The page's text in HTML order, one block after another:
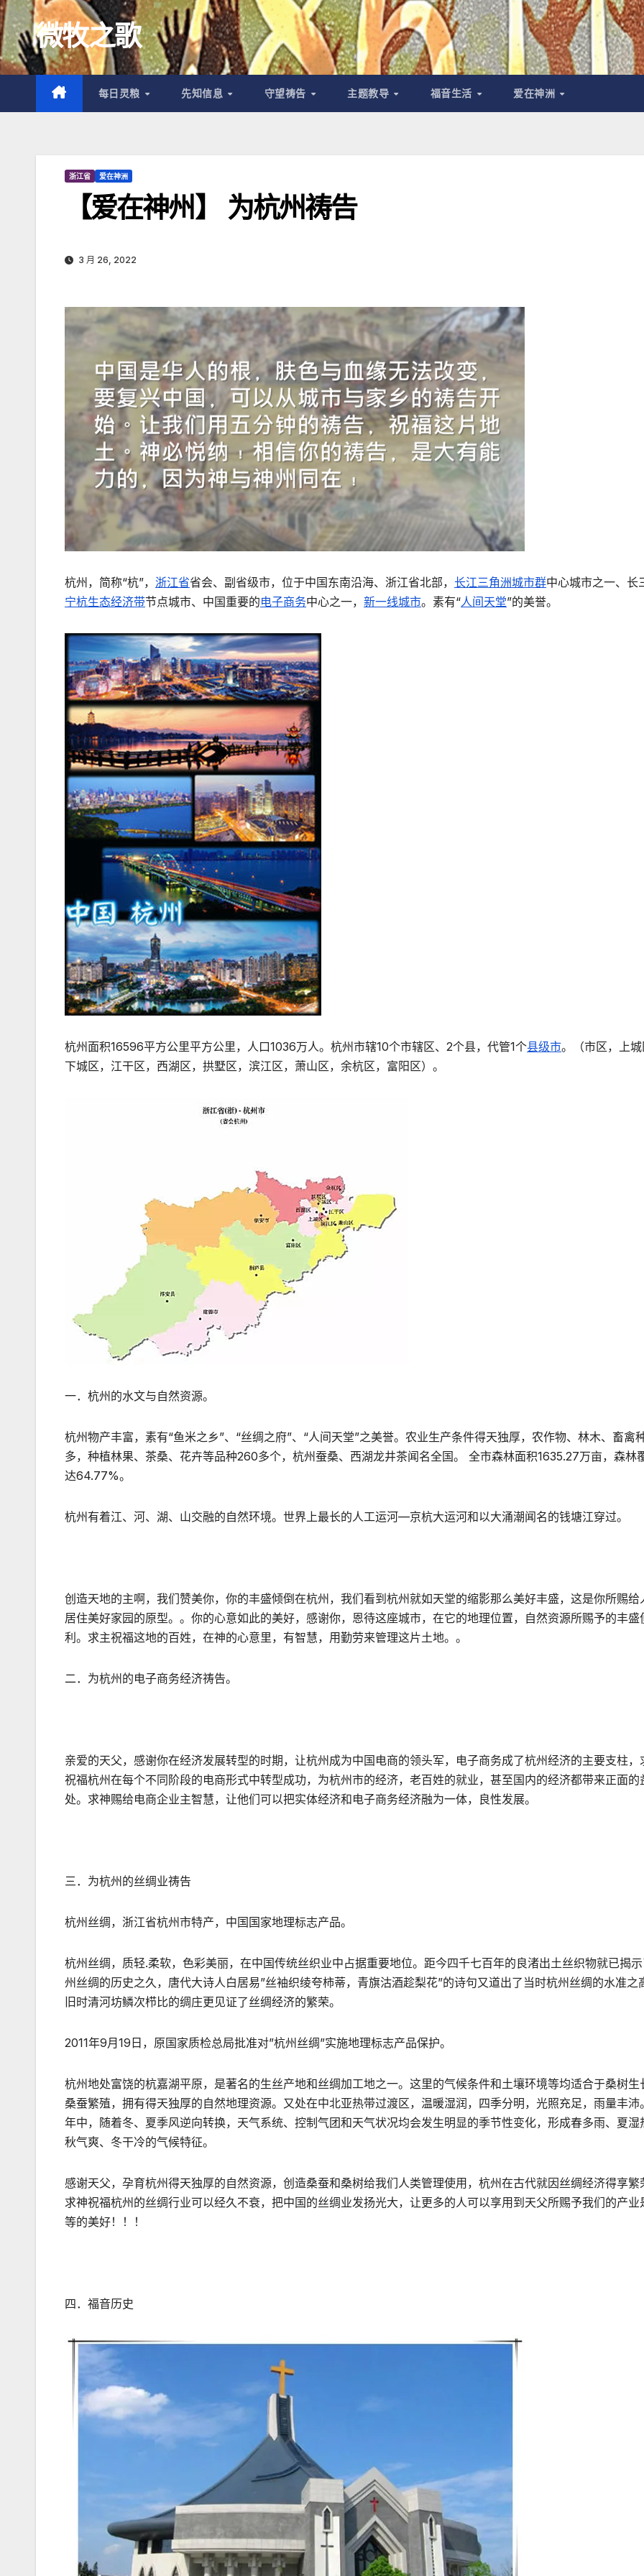
跳
至
内
容
微牧之歌
每日灵粮 先知信息 守望祷告 主题教导 福音生活 爱在神洲
浙江省 爱在神洲
【爱在神州】 为杭州祷告
3 月 26, 2022
杭州，简称“杭”， 浙江省省会、副省级市，位于中国东南沿海、浙江省北部， 长江三角洲城市群中心城市之一、长
宁杭生态经济带节点城市、中国重要的电子商务中心之一， 新一线城市。素有“人间天堂”的美誉。
杭州面积16596平方公里平方公里，人口1036万人。杭州市辖10个市辖区、2个县，代管1个县级市。（市区，上
下城区，江干区，西湖区，拱墅区，滨江区，萧山区，余杭区，富阳区）。
一．杭州的水文与自然资源。
杭州物产丰富，素有“鱼米之乡”、“丝绸之府”、“人间天堂”之美誉。农业生产条件得天独厚，农作物、林木、畜禽
多，种植林果、茶桑、花卉等品种260多个，杭州蚕桑、西湖龙井茶闻名全国。 全市森林面积1635.27万亩，森林
达64.77%。
杭州有着江、河、湖、山交融的自然环境。世界上最长的人工运河—京杭大运河和以大涌潮闻名的钱塘江穿过。
创造天地的主啊，我们赞美你，你的丰盛倾倒在杭州，我们看到杭州就如天堂的缩影那么美好丰盛，这是你所赐给
居住美好家园的原型。。你的心意如此的美好，感谢你，恩待这座城市，在它的地理位置，自然资源所赐予的丰盛
利。求主祝福这地的百姓，在神的心意里，有智慧，用勤劳来管理这片土地。。
二．为杭州的电子商务经济祷告。
亲爱的天父，感谢你在经济发展转型的时期，让杭州成为中国电商的领头军，电子商务成了杭州经济的主要支柱，
祝福杭州在每个不同阶段的电商形式中转型成功，为杭州市的经济，老百姓的就业，甚至国内的经济都带来正面的
处。求神赐给电商企业主智慧，让他们可以把实体经济和电子商务经济融为一体，良性发展。
三．为杭州的丝绸业祷告
杭州丝绸，浙江省杭州市特产，中国国家地理标志产品。
杭州丝绸，质轻.柔软，色彩美丽，在中国传统丝织业中占据重要地位。距今四千七百年的良渚出土丝织物就已揭
州丝绸的历史之久，唐代大诗人白居易”丝袖织绫夸柿蒂，青旗沽酒趁梨花”的诗句又道出了当时杭州丝绸的水准之
旧时清河坊鳞次栉比的绸庄更见证了丝绸经济的繁荣。
2011年9月19日，原国家质检总局批准对”杭州丝绸”实施地理标志产品保护。
杭州地处富饶的杭嘉湖平原，是著名的生丝产地和丝绸加工地之一。这里的气候条件和土壤环境等均适合于桑树生
桑蚕繁殖，拥有得天独厚的自然地理资源。又处在中北亚热带过渡区，温暖湿润，四季分明，光照充足，雨量丰沛
年中，随着冬、夏季风逆向转换，天气系统、控制气团和天气状况均会发生明显的季节性变化，形成春多雨、夏湿
秋气爽、冬干冷的气候特征。
感谢天父，孕育杭州得天独厚的自然资源，创造桑蚕和桑树给我们人类管理使用，杭州在古代就因丝绸经济得享繁
求神祝福杭州的丝绸行业可以经久不衰，把中国的丝绸业发扬光大，让更多的人可以享用到天父所赐予我们的产业
等的美好！！！
四．福音历史